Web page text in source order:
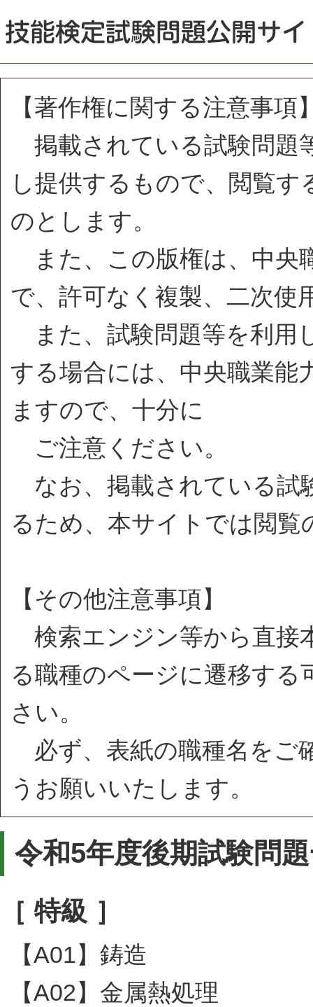
【著作権に関する注意事項
掲載されている試験問題
し提供するもので、閲覧
のとします。
また、この版権は、中央
で、許可なく複製、二次使
また、試験問題等を利用
する場合には、中央職業能
ますので、十分に
ご注意ください。
なお、掲載されている試
るため、本サイトでは閲
【その他注意事項】
検索エンジン等から直接
る職種のページに遷移す
さい。
必ず、表紙の職種名をご
うお願いいたします。
令和5年度後期試験問
［ 特級 ］
【A01】鋳造
【A02】金属熱処理